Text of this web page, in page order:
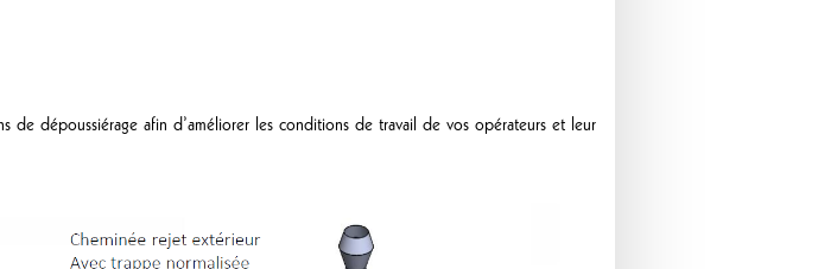
de dépoussiérage afin d’améliorer les conditions de travail de vos opérateurs et leur